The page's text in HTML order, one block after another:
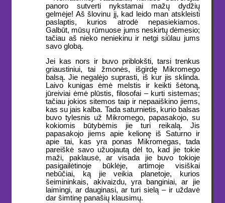
panoro sutverti nykstamai mažų dydžių
gelmėje! Aš šlovinu jį, kad leido man atskleisti
paslaptis, kurios atrodė nepasiekiamos.
Galbūt, mūsų rūmuose jums neskirtų dėmesio;
tačiau aš nieko neniekinu ir netgi siūlau jums
savo globą.
Jei kas nors ir buvo priblokšti, tarsi trenkus
griaustiniui, tai žmonės, išgirdę Mikromego
balsą. Jie negalėjo suprasti, iš kur jis sklinda.
Laivo kunigas ėmė melstis ir keikti šėtoną,
jūreiviai ėmė plūstis, filosofai – kurti sistemas;
tačiau jokios sitemos taip ir nepaaiškino jiems,
kas su jais kalba. Tada saturnietis, kurio balsas
buvo tylesnis už Mikromego, papasakojo, su
kokiomis būtybėmis jie turi reikalą. Jis
papasakojo jiems apie kelionę iš Saturno ir
apie tai, kas yra ponas Mikromegas, tada
pareiškė savo užuojautą dėl to, kad jie tokie
maži, paklausė, ar visada jie buvo tokioje
pasigailėtinoje būklėje, artimoje visiškai
nebūčiai, ką jie veikia planetoje, kurios
šeimininkais, akivaizdu, yra banginiai, ar jie
laimingi, ar dauginasi, ar turi sielą – ir uždavė
dar šimtinę panašių klausimų.